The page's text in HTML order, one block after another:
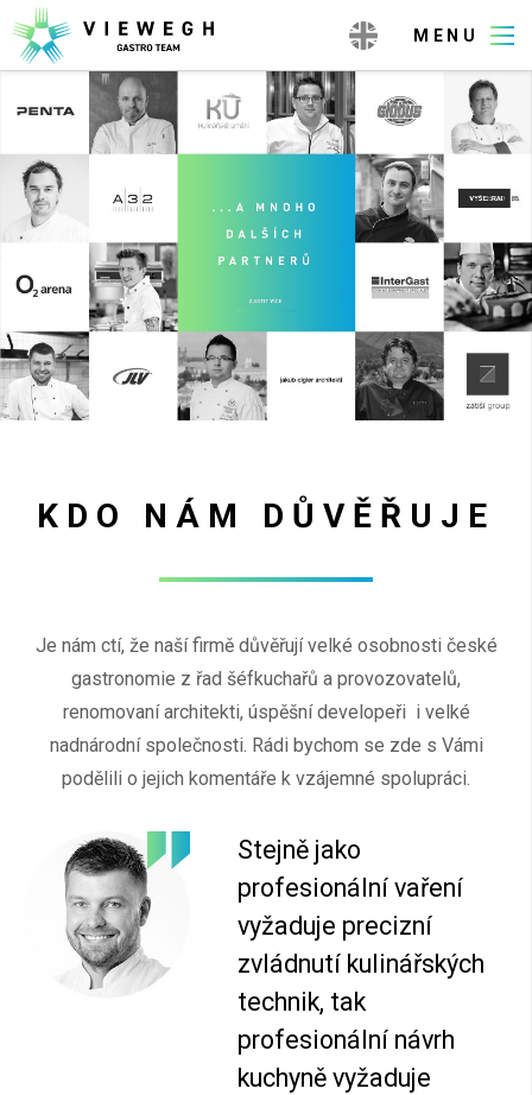
KDO NÁM DŮVĚŘUJE
Je nám ctí, že naší firmě důvěřují velké osobnosti české
gastronomie z řad šéfkuchařů a provozovatelů,
renomovaní architekti, úspěšní developeři i velké
nadnárodní společnosti. Rádi bychom se zde s Vámi
podělili o jejich komentáře k vzájemné spolupráci.
Stejně jako
profesionální vaření
vyžaduje precizní
zvládnutí kulinářských
technik, tak
profesionální návrh
kuchyně vyžaduje